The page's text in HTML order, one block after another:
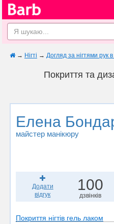
→ Нігті → Догляд за нігтями рук в
Покриття та
Елена
майстер манікюру
Додати
відгук
100
дзвінків
Покриття нігтів гель лаком